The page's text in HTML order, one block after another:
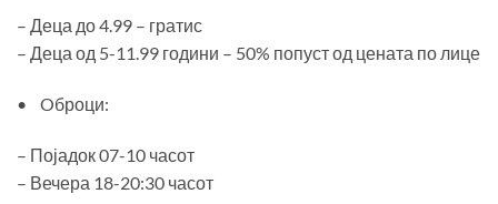
– Деца до 4.99 – гратис
– Деца од 5-11.99 години – 50% попуст од цената по лице
• Oброци:
– Појадок 07-10 часот
– Вечера 18-20:30 часот